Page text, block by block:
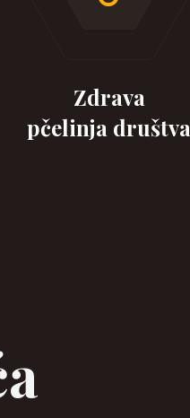
Zdrava
pčelinja društva